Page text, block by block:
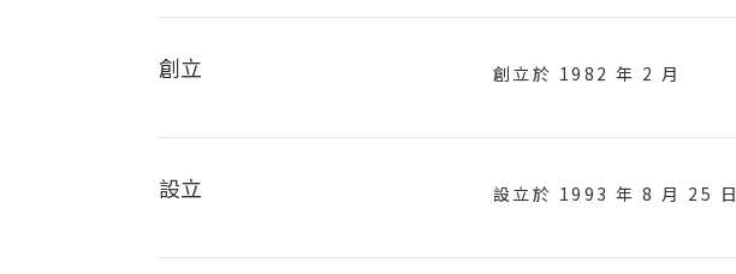
創立 創立於 1982 年 2 月
設立 設立於 1993 年 8 月 25 日